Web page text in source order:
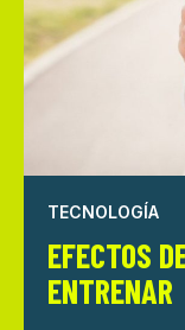
TECNOLOGÍA
EFECTOS
ENTRENAR